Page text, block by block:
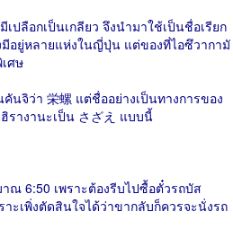
ปลือกเป็นเกลียว จึงนำมาใช้เป็นชื่อเรียก
อยู่หลายแห่งในญี่ปุ่น แต่ของที่ไอซึวากามั
ศษ
นจิว่า 栄螺 แต่ชื่ออย่างเป็นทางการของ
รางานะเป็น さざえ แบบนี้
ณ 6:50 เพราะต้องรีบไปซื้อตั๋วรถบัส
าะเพิ่งตัดสินใจได้ว่าขากลับก็ควรจะนั่งรถ